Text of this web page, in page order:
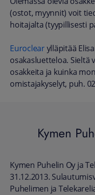
(ostot, myynnit) voit
hoitajalta (tyypillisesti
Euroclearylläpitää
osakasluetteloa. Sieltä
osakkeita ja kuinka
omistajakyselyt, puh.
Kymen
Kymen Puhelin Oy ja
31.12.2013.
Puhelimen ja